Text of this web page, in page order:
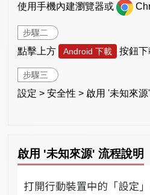
使用手機內建瀏覽器或
步驟二
點擊上方 Android 下載 按鈕
步驟三
設定 > 安全性 > 啟用 '未知來
啟用 '未知來源' 流程說明